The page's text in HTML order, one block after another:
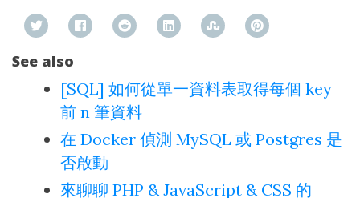
See also
[SQL] 如何從單一資料表取得每個 key
前 n 筆資料
在 Docker 偵測 MySQL 或 Postgres 是
否啟動
來聊聊 PHP & JavaScript & CSS 的